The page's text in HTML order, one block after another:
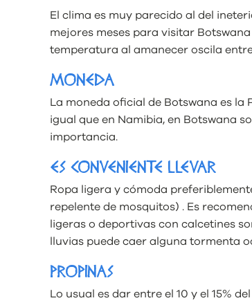
El clima es muy parecido al del
mejores meses para visitar
temperatura al amanecer oscila
MONEDA
La moneda oficial de Botswana es la
igual que en Namibia, en Botswana
importancia.
ES CONVENIENTE LLEVAR
Ropa ligera y cómoda
repelente de mosquitos) . Es
ligeras o deportivas con calcetines
lluvias puede caer alguna tormenta
PROPINAS
Lo usual es dar entre el 10 y el 15%